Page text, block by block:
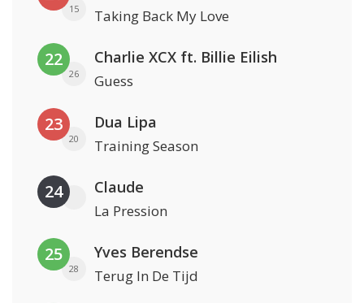
15 Taking Back My Love
22
26
Charlie XCX ft. Billie Eilish
Guess
23
20
Dua Lipa
Training Season
24 Claude
La Pression
25
28
Yves Berendse
Terug In De Tijd